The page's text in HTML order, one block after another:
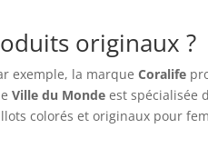
originaux ?
exemple, la marque Coralife
Ville du Monde est spécialisée
colorés et originaux pour